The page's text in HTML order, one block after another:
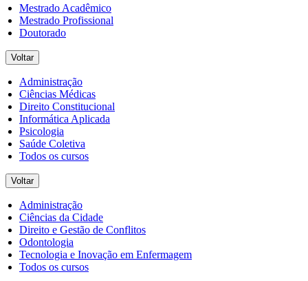
Mestrado Acadêmico
Mestrado Profissional
Doutorado
Voltar
Administração
Ciências Médicas
Direito Constitucional
Informática Aplicada
Psicologia
Saúde Coletiva
Todos os cursos
Voltar
Administração
Ciências da Cidade
Direito e Gestão de Conflitos
Odontologia
Tecnologia e Inovação em Enfermagem
Todos os cursos